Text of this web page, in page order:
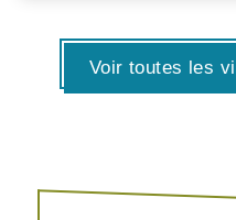
Voir toutes les